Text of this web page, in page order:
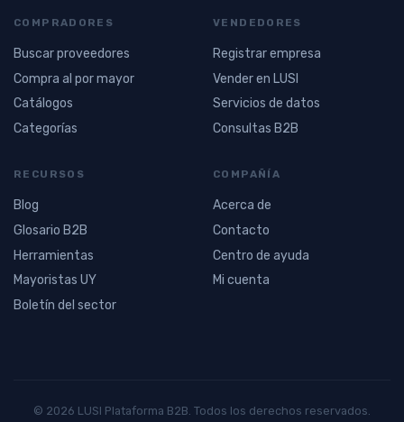
COMPRADORES
Buscar proveedores
Compra al por mayor
Catálogos
Categorías
VENDEDORES
Registrar empresa
Vender en LUSI
Servicios de datos
Consultas B2B
RECURSOS
Blog
Glosario B2B
Herramientas
Mayoristas UY
Boletín del sector
COMPAÑÍA
Acerca de
Contacto
Centro de ayuda
Mi cuenta
© 2026 LUSI Plataforma B2B. Todos los derechos reservados.